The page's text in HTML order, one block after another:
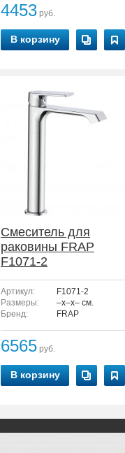
4453 руб.
В корзину
Смеситель для
раковины FRAP
F1071-2
Артикул:
F1071-2
Размеры:
–x–x– см.
Бренд:
FRAP
6565 руб.
В корзину